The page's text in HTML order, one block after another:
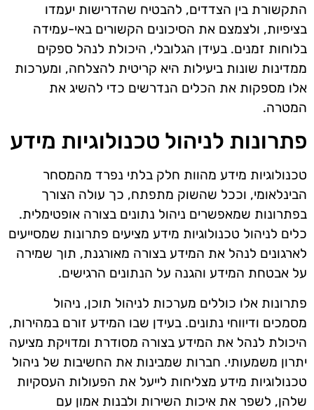
התקשורת בין הצדדים, להבטיח שהדרישות יעמדו
בציפיות, ולצמצם את הסיכונים הקשורים באי-עמידה
בלוחות זמנים. בעידן הגלובלי, היכולת לנהל ספקים
ממדינות שונות ביעילות היא קריטית להצלחה, ומערכות
אלו מספקות את הכלים הנדרשים כדי להשיג את
המטרה.
פתרונות לניהול טכנולוגיות מידע
טכנולוגיות מידע מהוות חלק בלתי נפרד מהמסחר
הבינלאומי, וככל שהשוק מתפתח, כך עולה הצורך
בפתרונות שמאפשרים ניהול נתונים בצורה אופטימלית.
כלים לניהול טכנולוגיות מידע מציעים פתרונות שמסייעים
לארגונים לנהל את המידע בצורה מאורגנת, תוך שמירה
על אבטחת המידע והגנה על הנתונים הרגישים.
פתרונות אלו כוללים מערכות לניהול תוכן, ניהול
מסמכים ודיווחי נתונים. בעידן שבו המידע זורם במהירות,
היכולת לנהל את המידע בצורה מסודרת ומדויקת מציעה
יתרון משמעותי. חברות שמבינות את החשיבות של ניהול
טכנולוגיות מידע מצליחות לייעל את הפעולות העסקיות
שלהן, לשפר את איכות השירות ולבנות אמון עם